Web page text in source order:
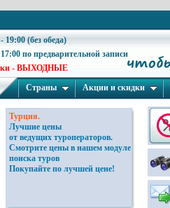
(без обеда)
по предварительной записи
- ВЫХОДНЫЕ
Страны Акции и скидки
Турция.
Лучшие цены
от ведущих туроператоров.
Смотрите цены в нашем модуле
поиска туров
Покупайте по лучшей цене!